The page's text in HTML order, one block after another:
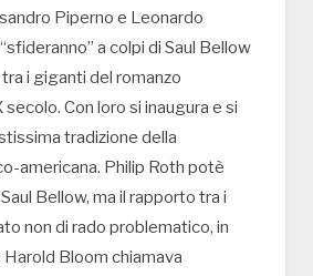
Piperno e Leonardo
a colpi di Saul Bellow
i giganti del romanzo
Con loro si inaugura e si
tradizione della
americana. Philip Roth potè
Bellow, ma il rapporto tra i
non di rado problematico, in
Bloom chiamava